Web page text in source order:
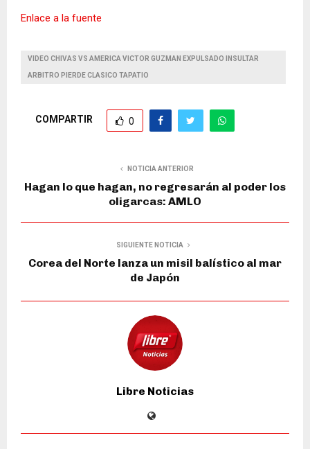
Enlace a la fuente
VIDEO CHIVAS VS AMERICA VICTOR GUZMAN EXPULSADO INSULTAR
ARBITRO PIERDE CLASICO TAPATIO
COMPARTIR 0
NOTICIA ANTERIOR
Hagan lo que hagan, no regresarán al poder los
oligarcas: AMLO
SIGUIENTE NOTICIA
Corea del Norte lanza un misil balístico al mar
de Japón
Libre Noticias